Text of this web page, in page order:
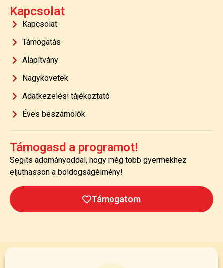
Kapcsolat
Kapcsolat
Támogatás
Alapítvány
Nagykövetek
Adatkezelési tájékoztató
Éves beszámolók
Támogasd a programot!
Segíts adományoddal, hogy még több gyermekhez
eljuthasson a boldogságélmény!
Támogatom